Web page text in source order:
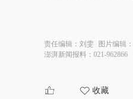
责任编辑： 刘雯 图片编辑：
澎湃新闻报料：021-962866
收藏